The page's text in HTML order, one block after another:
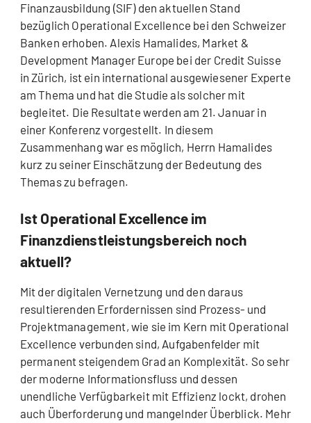
Finanzausbildung (SIF) den aktuellen Stand
bezüglich Operational Excellence bei den Schweizer
Banken erhoben. Alexis Hamalides, Market &
Development Manager Europe bei der Credit Suisse
in Zürich, ist ein international ausgewiesener Experte
am Thema und hat die Studie als solcher mit
begleitet. Die Resultate werden am 21. Januar in
einer Konferenz vorgestellt. In diesem
Zusammenhang war es möglich, Herrn Hamalides
kurz zu seiner Einschätzung der Bedeutung des
Themas zu befragen.
Ist Operational Excellence im
Finanzdienstleistungsbereich noch
aktuell?
Mit der digitalen Vernetzung und den daraus
resultierenden Erfordernissen sind Prozess- und
Projektmanagement, wie sie im Kern mit Operational
Excellence verbunden sind, Aufgabenfelder mit
permanent steigendem Grad an Komplexität. So sehr
der moderne Informationsfluss und dessen
unendliche Verfügbarkeit mit Effizienz lockt, drohen
auch Überforderung und mangelnder Überblick. Mehr